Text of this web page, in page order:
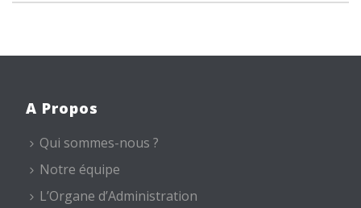
A Propos
Qui sommes-nous ?
Notre équipe
L’Organe d’Administration